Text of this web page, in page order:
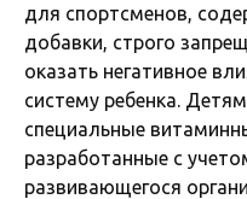
для спортсменов,
добавки, строго
оказать негативное
систему ребенка.
специальные
разработанные с
развивающегося